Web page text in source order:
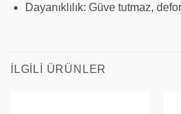
Dayanıklılık: Güve tutmaz,
İLGILI ÜRÜNLER